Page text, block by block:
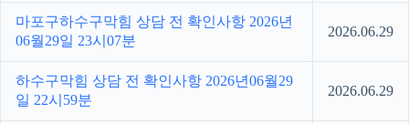
마포구하수구막힘 상담 전 확인사항 2026년
06월29일 23시07분
2026.06.29
하수구막힘 상담 전 확인사항 2026년06월29
일 22시59분
2026.06.29